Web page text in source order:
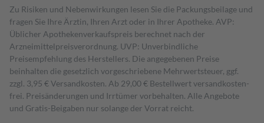
Zu Risiken und Nebenwirkungen lesen Sie die Packungsbeilage und
fragen Sie Ihre Ärztin, Ihren Arzt oder in Ihrer Apotheke. AVP:
Üblicher Apothekenverkaufspreis berechnet nach der
Arzneimittelpreisverordnung. UVP: Unverbindliche
Preisempfehlung des Herstellers. Die angegebenen Preise
beinhalten die gesetzlich vorgeschriebene Mehrwertsteuer, ggf.
zzgl. 3,95 € Versandkosten. Ab 29,00 € Bestell­wert versand­kosten­
frei. Preisänderungen und Irrtümer vorbehalten. Alle Angebote
und Gratis-Beigaben nur solange der Vorrat reicht.